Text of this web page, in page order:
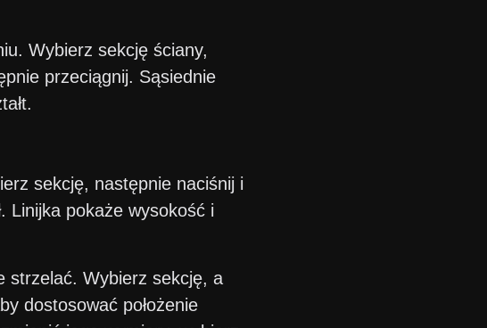
Wybierz sekcję ściany,
przeciągnij. Sąsiednie
sekcję, następnie naciśnij i
Linijka pokaże wysokość i
strzelać. Wybierz sekcję, a
dostosować położenie